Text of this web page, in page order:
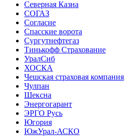
Северная Казна
СОГАЗ
Согласие
Спасские ворота
Сургутнефтегаз
Тинькофф Страхование
УралСиб
ХОСКА
Чешская страховая компания
Чулпан
Шексна
Энергогарант
ЭРГО Русь
Югория
ЮжУрал-АСКО